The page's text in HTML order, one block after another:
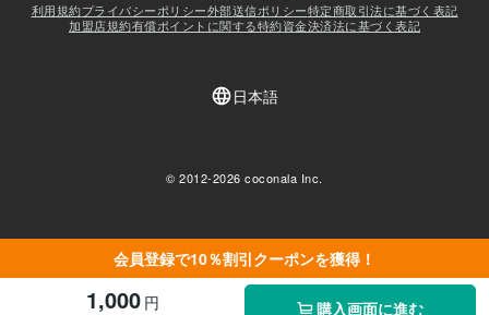
会員登録で10％割引クーポンを獲得！
1,000 円 購入画面に進む